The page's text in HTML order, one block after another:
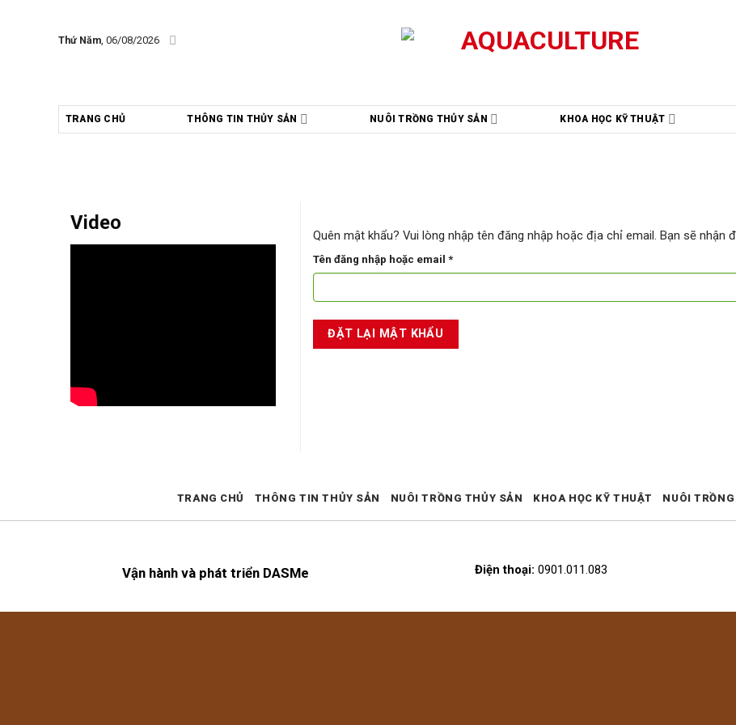
Thứ Năm, 06/08/2026
TRANG CHỦ THÔNG TIN THỦY SẢN NUÔI TRỒNG THỦY SẢN KHOA HỌC KỸ THUẬT
Quên mật khẩu? Vui lòng nhập tên đăng nhập hoặc địa chỉ email. Bạn sẽ
Tên đăng nhập hoặc email *Bắt
buộc
ĐẶT LẠI MẬT KHẨU
Video
Vận hành và phát triển DASMe Điện thoại: 0901.011.083
TRANG CHỦ THÔNG TIN THỦY SẢN NUÔI TRỒNG THỦY SẢN KHOA HỌC KỸ THUẬT NUÔI